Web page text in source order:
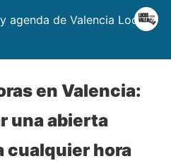
agenda de Valencia Locos
en Valencia:
una abierta
cualquier hora